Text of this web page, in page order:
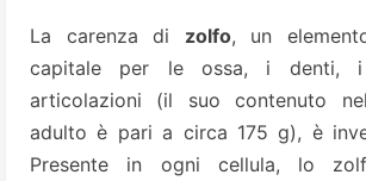
La carenza di zolfo, un
capitale per le ossa, i denti,
articolazioni (il suo contenuto
adulto è pari a circa 175 g), è
Presente in ogni cellula, lo